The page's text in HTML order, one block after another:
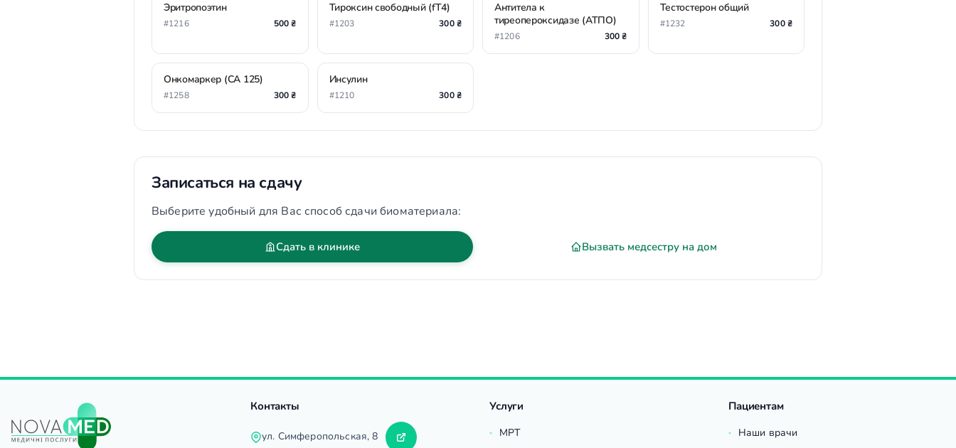
Эритропоэтин
#1216 500 ₴
Тироксин свободный (fT4)
#1203 300 ₴
Антитела к
тиреопероксидазе (АТПО)
#1206 300 ₴
Тестостерон общий
#1232 300 ₴
Онкомаркер (СА 125)
#1258 300 ₴
Инсулин
#1210 300 ₴
Записаться на сдачу
Выберите удобный для Вас способ сдачи биоматериала:
Сдать в клинике Вызвать медсестру на дом
Контакты
ул. Симферопольская, 8
Услуги
МРТ
Пациентам
Наши врачи